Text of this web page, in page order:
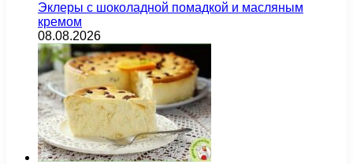
Эклеры с шоколадной помадкой и масляным
кремом
08.08.2026